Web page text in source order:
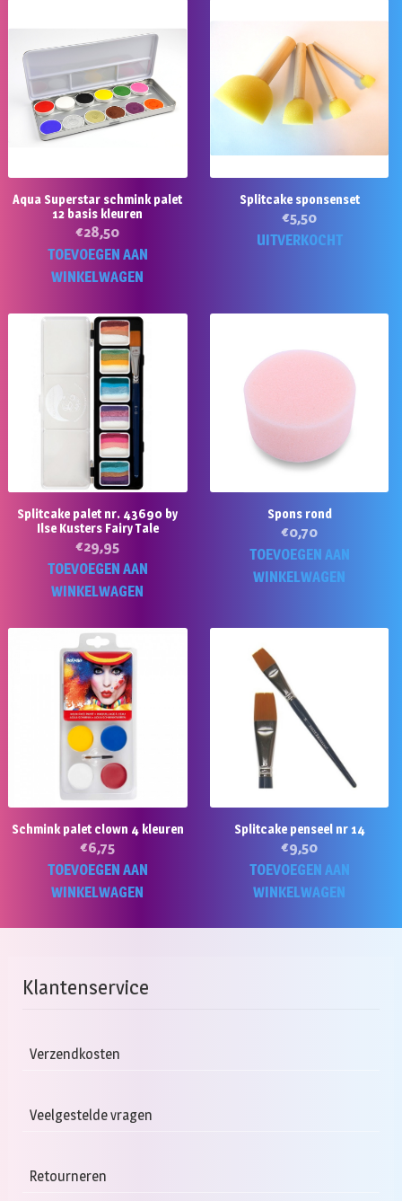
Aqua Superstar schmink palet
12 basis kleuren
€28,50
TOEVOEGEN AAN
WINKELWAGEN
Splitcake sponsenset
€5,50
UITVERKOCHT
Splitcake palet nr. 43690 by
Ilse Kusters Fairy Tale
€29,95
TOEVOEGEN AAN
WINKELWAGEN
Spons rond
€0,70
TOEVOEGEN AAN
WINKELWAGEN
Schmink palet clown 4 kleuren
€6,75
TOEVOEGEN AAN
WINKELWAGEN
Splitcake penseel nr 14
€9,50
TOEVOEGEN AAN
WINKELWAGEN
Klantenservice
Verzendkosten
Veelgestelde vragen
Retourneren